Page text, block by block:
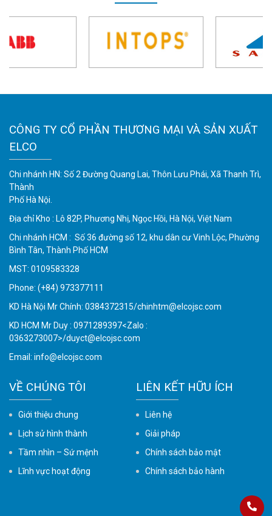
CÔNG TY CỔ PHẦN THƯƠNG MẠI VÀ SẢN XUẤT
ELCO
Chi nhánh HN: Số 2 Đường Quang Lai, Thôn Lưu Phái, Xã Thanh Trì,
Thành
Phố Hà Nội.
Địa chỉ Kho : Lô 82P, Phương Nhị, Ngọc Hồi, Hà Nội, Việt Nam
Chi nhánh HCM : Số 36 đường số 12, khu dân cư Vinh Lộc, Phường
Bình Tân, Thành Phố HCM
MST: 0109583328
Phone: (+84) 973377111
KD Hà Nội Mr Chính: 0384372315/chinhtm@elcojsc.com
KD HCM Mr Duy : 0971289397<Zalo :
0363273007>/duyct@elcojsc.com
Email: info@elcojsc.com
VỀ CHÚNG TÔI
Giới thiệu chung
Lịch sử hình thành
Tầm nhìn – Sứ mệnh
Lĩnh vực hoạt động
LIÊN KẾT HỮU ÍCH
Liên hệ
Giải pháp
Chính sách bảo mật
Chính sách bảo hành